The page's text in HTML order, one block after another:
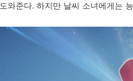
와준다. 하지만 날씨 소녀에게는